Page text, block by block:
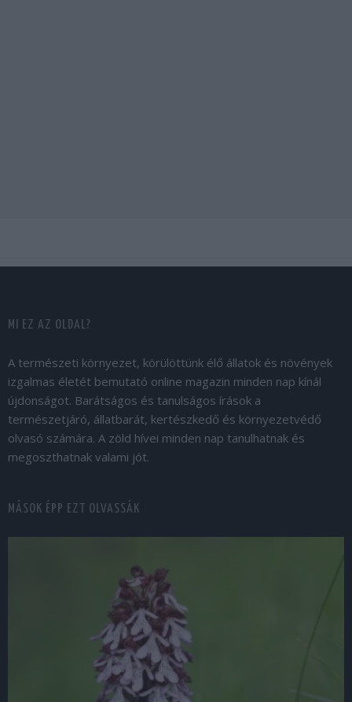
MI EZ AZ OLDAL?
A természeti környezet, körülöttünk élő állatok és növények
izgalmas életét bemutató online magazin minden nap kínál
újdonságot. Barátságos és tanulságos írások a
természetjáró, állatbarát, kertészkedő és környezetvédő
olvasó számára. A zöld hívei minden nap tanulhatnak és
megoszthatnak valami jót.
MÁSOK ÉPP EZT OLVASSÁK